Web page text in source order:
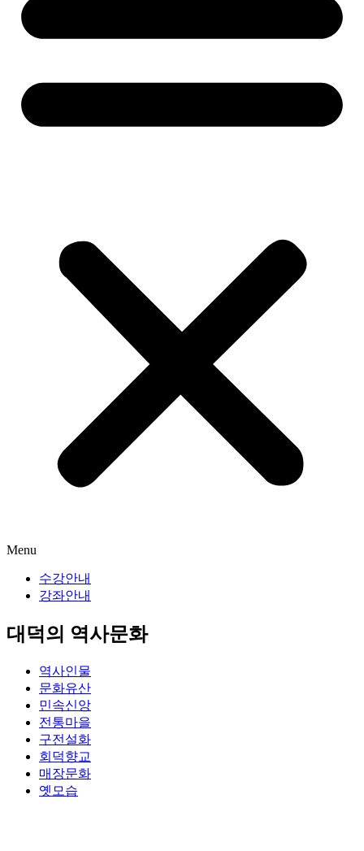
Menu
수강안내
강좌안내
대덕의 역사문화
역사인물
문화유산
민속신앙
전통마을
구전설화
회덕향교
매장문화
옛모습